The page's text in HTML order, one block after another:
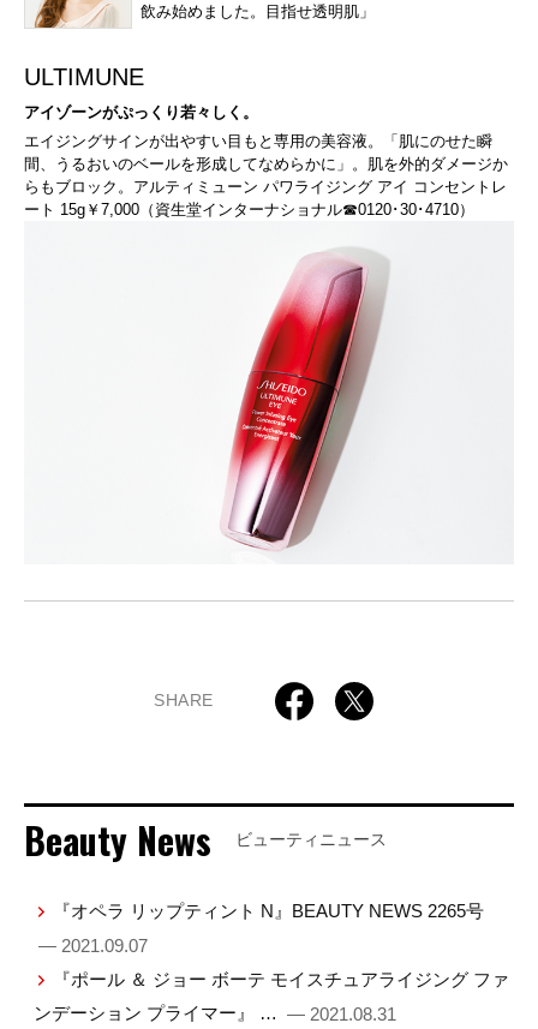
飲み始めました。目指せ透明肌」
ULTIMUNE
アイゾーンがぷっくり若々しく。
エイジングサインが出やすい目もと専用の美容液。「肌にのせた瞬
間、うるおいのベールを形成してなめらかに」。肌を外的ダメージか
らもブロック。アルティミューン パワライジング アイ コンセントレ
ート 15g￥7,000（資生堂インターナショナル☎0120･30･4710）
SHARE
Beauty News ビューティニュース
『オペラ リップティント N』BEAUTY NEWS 2265号
— 2021.09.07
『ポール ＆ ジョー ボーテ モイスチュアライジング ファ
ンデーション プライマー』 … — 2021.08.31